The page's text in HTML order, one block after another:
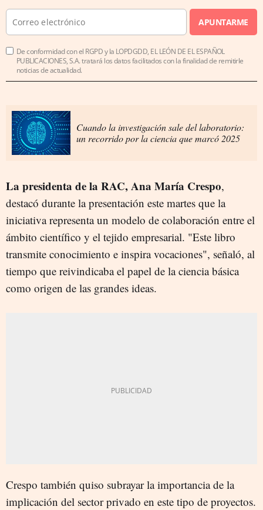
APUNTARME
De conformidad con el RGPD y la LOPDGDD, EL LEÓN DE EL ESPAÑOL
PUBLICACIONES, S.A. tratará los datos facilitados con la finalidad de remitirle
noticias de actualidad.
Cuando la investigación sale del laboratorio:
un recorrido por la ciencia que marcó 2025
La presidenta de la RAC, Ana María Crespo,
destacó durante la presentación este martes que la
iniciativa representa un modelo de colaboración entre el
ámbito científico y el tejido empresarial. "Este libro
transmite conocimiento e inspira vocaciones", señaló, al
tiempo que reivindicaba el papel de la ciencia básica
como origen de las grandes ideas.
Crespo también quiso subrayar la importancia de la
implicación del sector privado en este tipo de proyectos.